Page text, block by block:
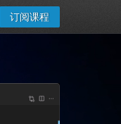
订阅课程